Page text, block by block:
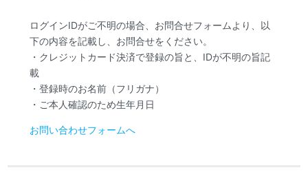
ログインIDがご不明の場合、お問合せフォームより、以
下の内容を記載し、お問合せをください。
・クレジットカード決済で登録の旨と、IDが不明の旨記
載
・登録時のお名前（フリガナ）
・ご本人確認のため生年月日
お問い合わせフォームへ